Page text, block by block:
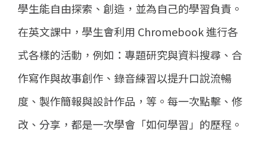
學生能自由探索、創造，並為自己的學習負責。
在英文課中，學生會利用 Chromebook 進行各
式各樣的活動，例如：專題研究與資料搜尋、合
作寫作與故事創作、錄音練習以提升口說流暢
度、製作簡報與設計作品，等。每一次點擊、修
改、分享，都是一次學會「如何學習」的歷程。